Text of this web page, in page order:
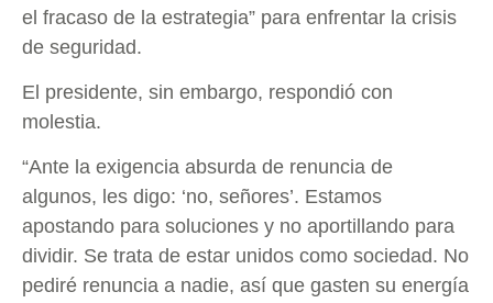
el fracaso de la estrategia” para enfrentar la crisis
de seguridad.
El presidente, sin embargo, respondió con
molestia.
“Ante la exigencia absurda de renuncia de
algunos, les digo: ‘no, señores’. Estamos
apostando para soluciones y no aportillando para
dividir. Se trata de estar unidos como sociedad. No
pediré renuncia a nadie, así que gasten su energía